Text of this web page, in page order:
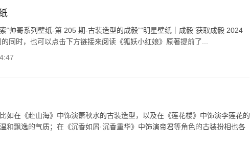
“帅哥系列壁纸-第 205 期-古装造型的成毅”“明星壁纸｜成毅”获取成毅 2024
同时，也可以点击下方链接来阅读《狐妖小红娘》原著提前了...
如在《赴山海》中饰演萧秋水的古装造型，以及在《莲花楼》中饰演李莲花的
和飘逸的气质；在《沉香如屑·沉香重华》中饰演帝君等角色的古装扮相也各